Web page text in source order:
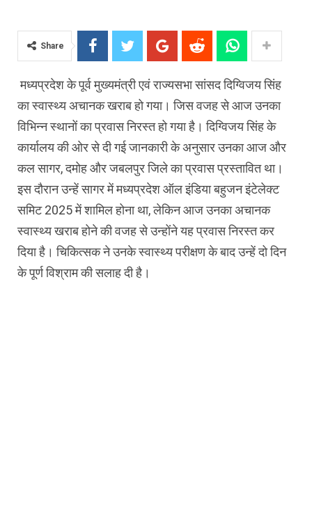
Share
मध्यप्रदेश के पूर्व मुख्यमंत्री एवं राज्यसभा सांसद दिग्विजय सिंह
का स्वास्थ्य अचानक खराब हो गया। जिस वजह से आज उनका
विभिन्न स्थानों का प्रवास निरस्त हो गया है। दिग्विजय सिंह के
कार्यालय की ओर से दी गई जानकारी के अनुसार उनका आज और
कल सागर, दमोह और जबलपुर जिले का प्रवास प्रस्तावित था।
इस दौरान उन्हें सागर में मध्यप्रदेश ऑल इंडिया बहुजन इंटेलेक्ट
समिट 2025 में शामिल होना था, लेकिन आज उनका अचानक
स्वास्थ्य खराब होने की वजह से उन्होंने यह प्रवास निरस्त कर
दिया है। चिकित्सक ने उनके स्वास्थ्य परीक्षण के बाद उन्हें दो दिन
के पूर्ण विश्राम की सलाह दी है।